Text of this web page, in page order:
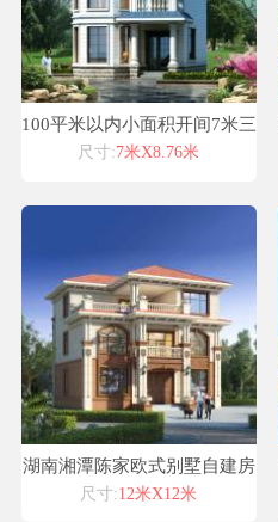
100平米以内小面积开间7米三
层农村自建别墅设计效果图
尺寸:7米X8.76米
湖南湘潭陈家欧式别墅自建房
设计图纸喜天下建筑设计
尺寸:12米X12米